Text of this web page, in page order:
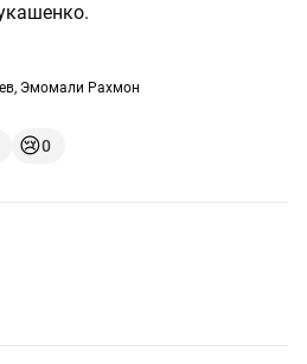
, Эмомали Рахмон
😢0